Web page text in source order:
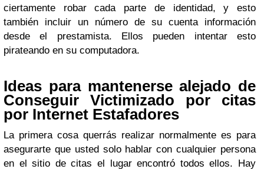
ciertamente robar cada parte de identidad, y esto
también incluir un número de su cuenta información
desde el prestamista. Ellos pueden intentar esto
pirateando en su computadora.
Ideas para mantenerse alejado de
Conseguir Victimizado por citas
por Internet Estafadores
La primera cosa querrás realizar normalmente es para
asegurarte que usted solo hablar con cualquier persona
en el sitio de citas el lugar encontró todos ellos. Hay